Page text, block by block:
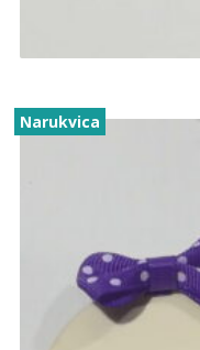
Narukvica